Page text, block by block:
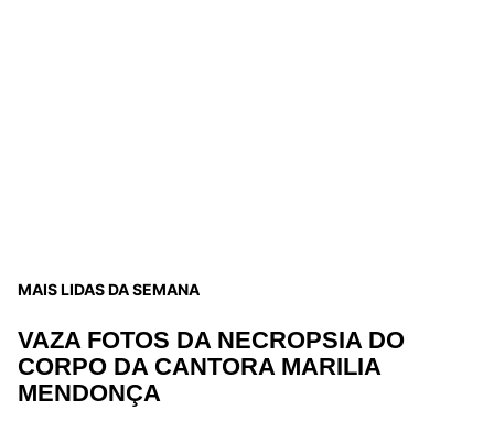
MAIS LIDAS DA SEMANA
VAZA FOTOS DA NECROPSIA DO
CORPO DA CANTORA MARILIA
MENDONÇA